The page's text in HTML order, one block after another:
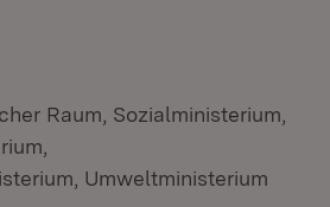
Raum, Sozialministerium,
Umweltministerium